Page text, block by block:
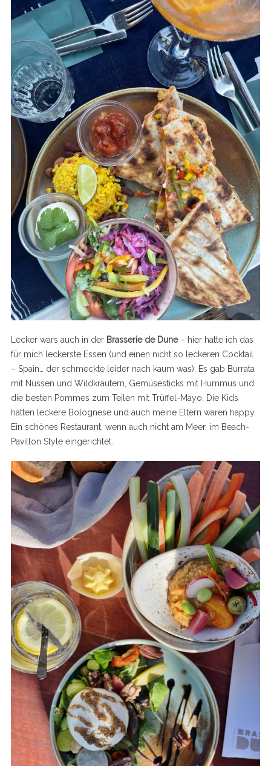
Lecker wars auch in der Brasserie de Dune– hier hatte ich das
für mich leckerste Essen (und einen nicht so leckeren Cocktail
– Spain… der schmeckte leider nach kaum was). Es gab Burrata
mit Nüssen und Wildkräutern, Gemüsesticks mit Hummus und
die besten Pommes zum Teilen mit Trüffel-Mayo. Die Kids
hatten leckere Bolognese und auch meine Eltern waren happy.
Ein schönes Restaurant, wenn auch nicht am Meer, im Beach-
Pavillon Style eingerichtet.